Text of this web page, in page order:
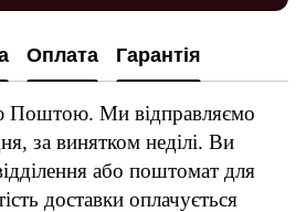
Оплата Гарантія
Поштою. Ми відправляємо
за винятком неділі. Ви
або поштомат для
доставки оплачується